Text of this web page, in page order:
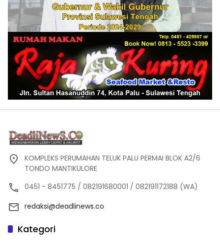
KOMPLEKS PERUMAHAN TELUK PALU PERMAI BLOK A2/6
TONDO MANTIKULORE
0451 - 8451775 / 082191680001 / 082191172188 (WA)
redaksi@deadlinews.co
Kategori